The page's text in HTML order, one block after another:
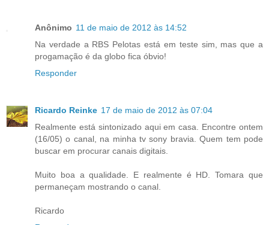
Anônimo 11 de maio de 2012 às 14:52
Na verdade a RBS Pelotas está em teste sim, mas que a
progamação é da globo fica óbvio!
Responder
Ricardo Reinke 17 de maio de 2012 às 07:04
Realmente está sintonizado aqui em casa. Encontre ontem
(16/05) o canal, na minha tv sony bravia. Quem tem pode
buscar em procurar canais digitais.
Muito boa a qualidade. E realmente é HD. Tomara que
permaneçam mostrando o canal.
Ricardo